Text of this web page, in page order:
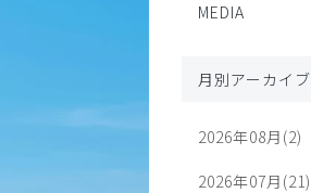
MEDIA
月別アーカイブ
2026年08月(2)
2026年07月(21)